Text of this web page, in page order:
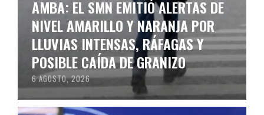
AMBA: EL SMN EMITIÓ ALERTAS DE
NIVEL AMARILLO Y NARANJA POR
LLUVIAS INTENSAS, RÁFAGAS Y
POSIBLE CAÍDA DE GRANIZO
6 AGOSTO, 2026